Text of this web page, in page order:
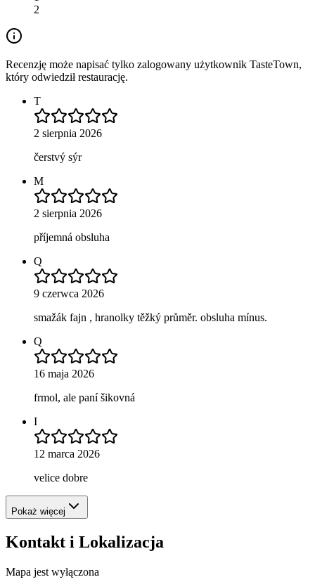
2
Recenzję może napisać tylko zalogowany użytkownik TasteTown,
który odwiedził restaurację.
T
2 sierpnia 2026
čerstvý sýr
M
2 sierpnia 2026
příjemná obsluha
Q
9 czerwca 2026
smažák fajn , hranolky těžký průměr. obsluha mínus.
Q
16 maja 2026
frmol, ale paní šikovná
I
12 marca 2026
velice dobre
Pokaż więcej
Kontakt i Lokalizacja
Mapa jest wyłączona